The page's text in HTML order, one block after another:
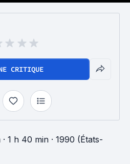
CRITIQUE
· 1 h 40 min · 1990 (États-